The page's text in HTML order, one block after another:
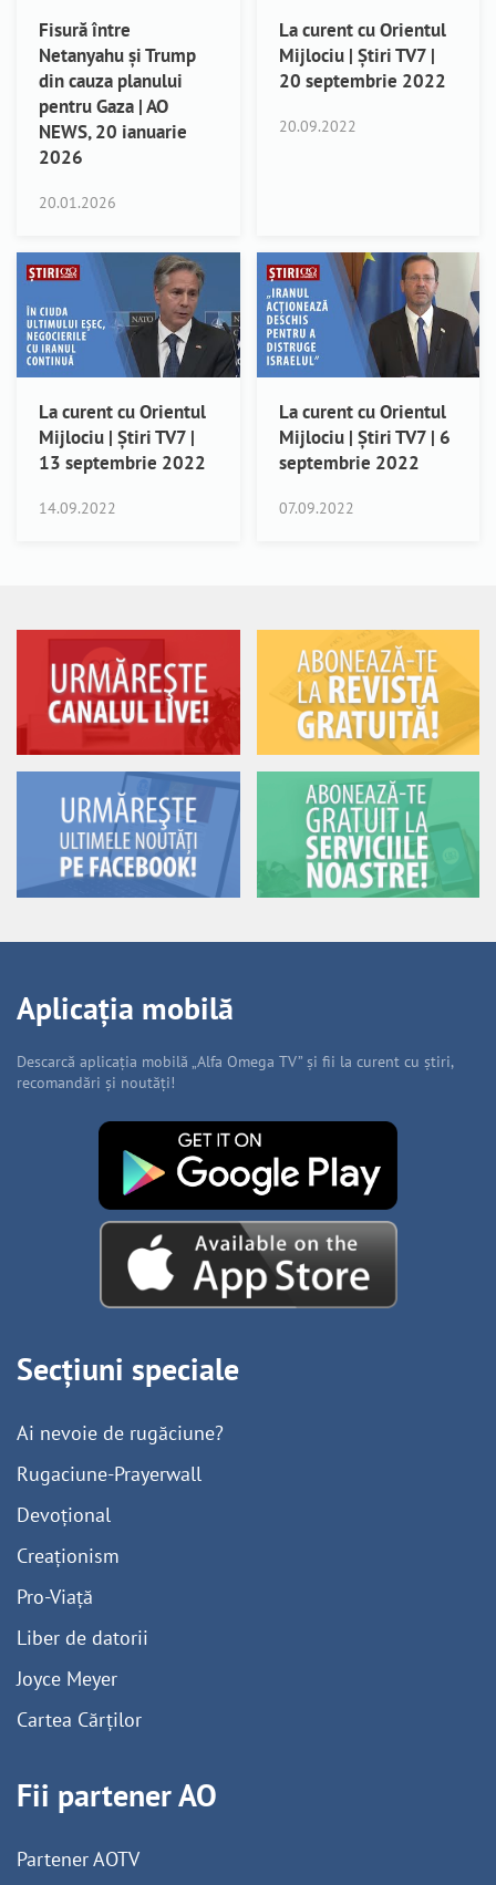
Fisură între
Netanyahu și Trump
din cauza planului
pentru Gaza | AO
NEWS, 20 ianuarie
2026
20.01.2026
La curent cu Orientul
Mijlociu | Știri TV7 |
20 septembrie 2022
20.09.2022
La curent cu Orientul
Mijlociu | Știri TV7 |
13 septembrie 2022
14.09.2022
La curent cu Orientul
Mijlociu | Știri TV7 | 6
septembrie 2022
07.09.2022
Aplicația mobilă
Descarcă aplicația mobilă „Alfa Omega TV” și fii la curent cu știri,
recomandări și noutăți!
Secțiuni speciale
Ai nevoie de rugăciune?
Rugaciune-Prayerwall
Devoțional
Creaționism
Pro-Viață
Liber de datorii
Joyce Meyer
Cartea Cărților
Fii partener AO
Partener AOTV